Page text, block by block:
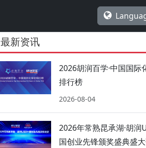
最新资讯
2026胡润百学·中国国际
排行榜
2026-08-04
2026年常熟昆承湖·胡润
国创业先锋颁奖盛典盛